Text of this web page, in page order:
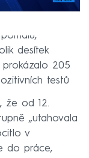
desítek
prokázalo 205
testů
že od 12.
„utahovala
v
do práce,